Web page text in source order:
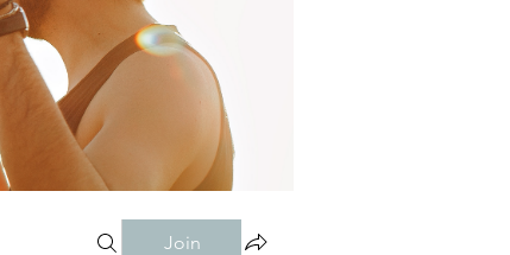
Join